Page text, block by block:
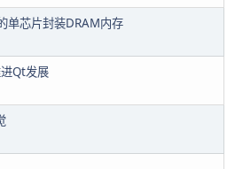
单芯片封装DRAM内存
Qt发展